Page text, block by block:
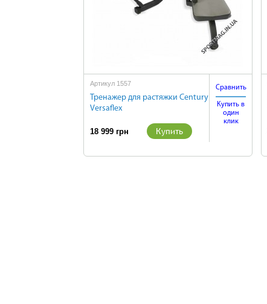
Артикул 1557
Тренажер для растяжки Century
Versaflex
18 999 грн Купить
Сравнить
Купить в
один
клик